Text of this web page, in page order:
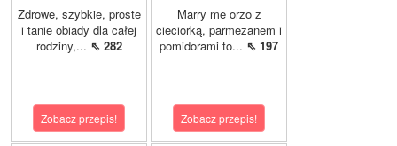
Zdrowe, szybkie, proste
i tanie obiady dla całej
rodziny,... ⇖ 282
Zobacz przepis!
Marry me orzo z
cieciorką, parmezanem i
pomidorami to... ⇖ 197
Zobacz przepis!